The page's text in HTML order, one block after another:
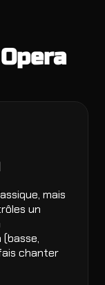
mais
un
chanter